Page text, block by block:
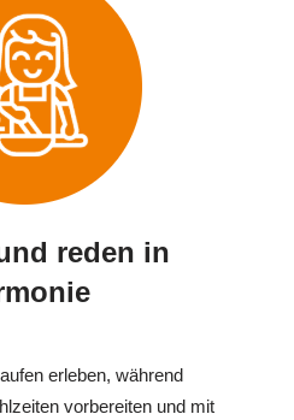
reden in
erleben, während
vorbereiten und mit